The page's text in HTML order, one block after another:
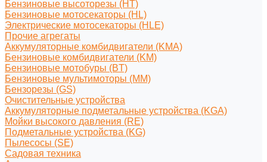
Бензиновые высоторезы (HT)
Бензиновые мотосекаторы (HL)
Электрические мотосекаторы (HLE)
Прочие агрегаты
Аккумуляторные комбидвигатели (KMA)
Бензиновые комбидвигатели (KM)
Бензиновые мотобуры (BT)
Бензиновые мультимоторы (MM)
Бензорезы (GS)
Очистительные устройства
Аккумуляторные подметальные устройства (KGA)
Мойки высокого давления (RE)
Подметальные устройства (KG)
Пылесосы (SE)
Садовая техника